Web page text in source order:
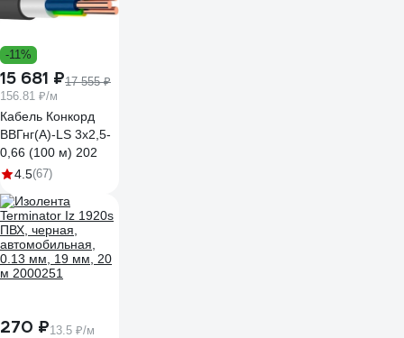
Пнг(А)-LS 3х2,5мм2
-11%
15 681 ₽17 555 ₽
156.81 ₽/м
Кабель Конкорд
ВВГнг(А)-LS 3х2,5-
0,66 (100 м) 202
4.5(67)
270 ₽13.5 ₽/м